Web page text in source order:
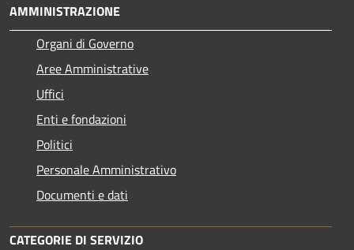
AMMINISTRAZIONE
Organi di Governo
Aree Amministrative
Uffici
Enti e fondazioni
Politici
Personale Amministrativo
Documenti e dati
CATEGORIE DI SERVIZIO